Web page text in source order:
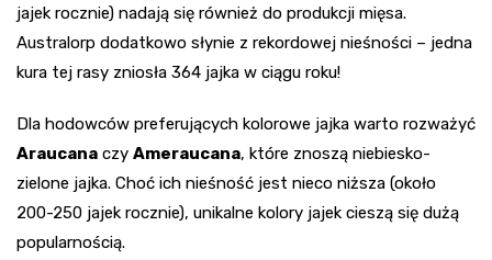
jajek rocznie) nadają się również do produkcji mięsa.
Australorp dodatkowo słynie z rekordowej nieśności – jedna
kura tej rasy zniosła 364 jajka w ciągu roku!
Dla hodowców preferujących kolorowe jajka warto rozważyć
Araucana czy Ameraucana, które znoszą niebiesko-
zielone jajka. Choć ich nieśność jest nieco niższa (około
200-250 jajek rocznie), unikalne kolory jajek cieszą się dużą
popularnością.